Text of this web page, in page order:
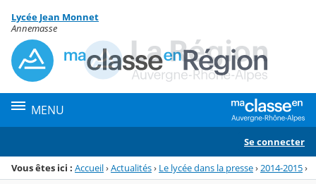
Menu de la rubrique
Contenu
Lycée Jean Monnet
Annemasse
MENU
Se connecter
Vous êtes ici : Accueil›Actualités› Le lycée dans la presse› 2014-2015›